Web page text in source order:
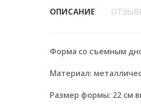
ОПИСАНИЕ
Форма со съемным
Материал:
Размер формы: 22 см